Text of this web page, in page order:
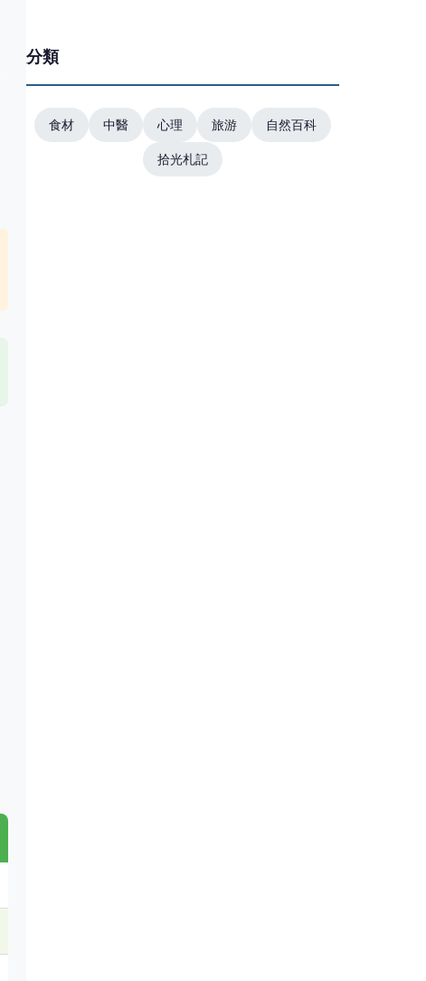
分類
食材 中醫 心理 旅游 自然百科
拾光札記